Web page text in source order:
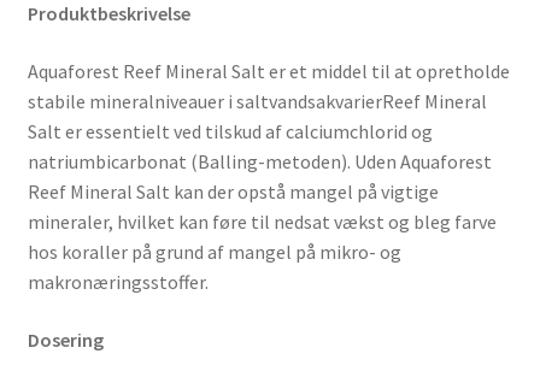
Produktbeskrivelse
Aquaforest Reef Mineral Salt er et middel til at opretholde
stabile mineralniveauer i saltvandsakvarierReef Mineral
Salt er essentielt ved tilskud af calciumchlorid og
natriumbicarbonat (Balling-metoden). Uden Aquaforest
Reef Mineral Salt kan der opstå mangel på vigtige
mineraler, hvilket kan føre til nedsat vækst og bleg farve
hos koraller på grund af mangel på mikro- og
makronæringsstoffer.
Dosering